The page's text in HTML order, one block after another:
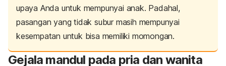
upaya Anda untuk mempunyai anak. Padahal,
pasangan yang tidak subur masih mempunyai
kesempatan untuk bisa memiliki momongan.
Gejala mandul pada pria dan wanita